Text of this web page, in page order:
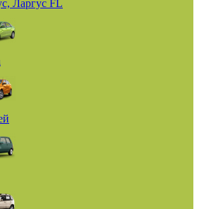
Ларгус FL